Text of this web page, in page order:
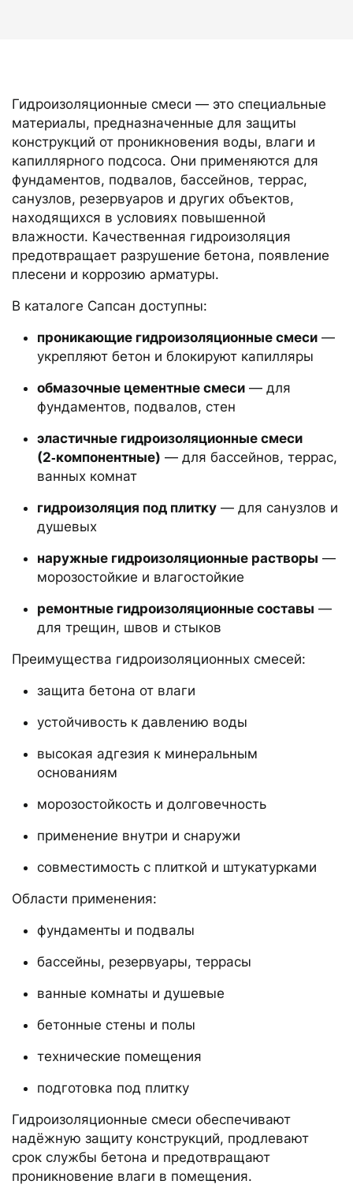
Гидроизоляционные смеси — это специальные
материалы, предназначенные для защиты
конструкций от проникновения воды, влаги и
капиллярного подсоса. Они применяются для
фундаментов, подвалов, бассейнов, террас,
санузлов, резервуаров и других объектов,
находящихся в условиях повышенной
влажности. Качественная гидроизоляция
предотвращает разрушение бетона, появление
плесени и коррозию арматуры.
В каталоге Сапсан доступны:
проникающие гидроизоляционные смеси —
укрепляют бетон и блокируют капилляры
обмазочные цементные смеси — для
фундаментов, подвалов, стен
эластичные гидроизоляционные смеси
(2‑компонентные) — для бассейнов, террас,
ванных комнат
гидроизоляция под плитку — для санузлов и
душевых
наружные гидроизоляционные растворы —
морозостойкие и влагостойкие
ремонтные гидроизоляционные составы —
для трещин, швов и стыков
Преимущества гидроизоляционных смесей:
защита бетона от влаги
устойчивость к давлению воды
высокая адгезия к минеральным
основаниям
морозостойкость и долговечность
применение внутри и снаружи
совместимость с плиткой и штукатурками
Области применения:
фундаменты и подвалы
бассейны, резервуары, террасы
ванные комнаты и душевые
бетонные стены и полы
технические помещения
подготовка под плитку
Гидроизоляционные смеси обеспечивают
надёжную защиту конструкций, продлевают
срок службы бетона и предотвращают
проникновение влаги в помещения.